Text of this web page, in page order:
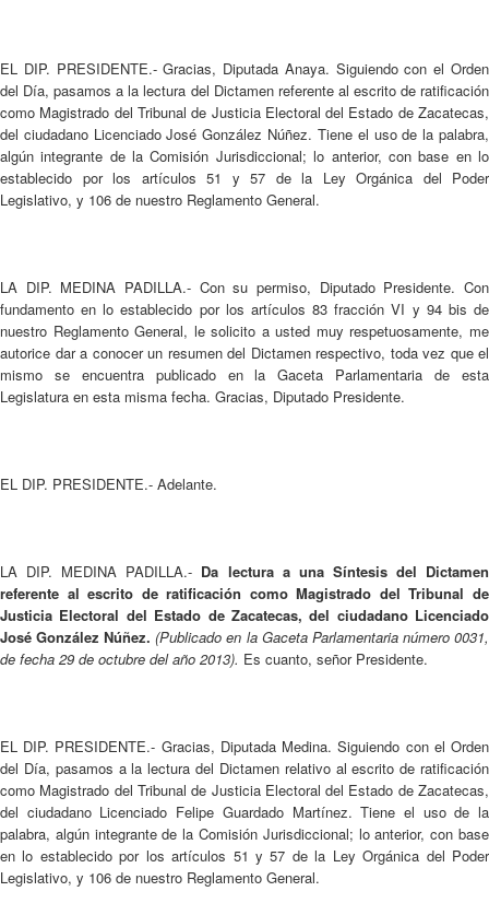
EL DIP. PRESIDENTE.- Gracias, Diputada Anaya. Siguiendo con el Orden
del Día, pasamos a la lectura del Dictamen referente al escrito de ratificación
como Magistrado del Tribunal de Justicia Electoral del Estado de Zacatecas,
del ciudadano Licenciado José González Núñez. Tiene el uso de la palabra,
algún integrante de la Comisión Jurisdiccional; lo anterior, con base en lo
establecido por los artículos 51 y 57 de la Ley Orgánica del Poder
Legislativo, y 106 de nuestro Reglamento General.
LA DIP. MEDINA PADILLA.- Con su permiso, Diputado Presidente. Con
fundamento en lo establecido por los artículos 83 fracción VI y 94 bis de
nuestro Reglamento General, le solicito a usted muy respetuosamente, me
autorice dar a conocer un resumen del Dictamen respectivo, toda vez que el
mismo se encuentra publicado en la Gaceta Parlamentaria de esta
Legislatura en esta misma fecha. Gracias, Diputado Presidente.
EL DIP. PRESIDENTE.- Adelante.
LA DIP. MEDINA PADILLA.- Da lectura a una Síntesis del Dictamen
referente al escrito de ratificación como Magistrado del Tribunal de
Justicia Electoral del Estado de Zacatecas, del ciudadano Licenciado
José González Núñez. (Publicado en la Gaceta Parlamentaria número 0031,
de fecha 29 de octubre del año 2013). Es cuanto, señor Presidente.
EL DIP. PRESIDENTE.- Gracias, Diputada Medina. Siguiendo con el Orden
del Día, pasamos a la lectura del Dictamen relativo al escrito de ratificación
como Magistrado del Tribunal de Justicia Electoral del Estado de Zacatecas,
del ciudadano Licenciado Felipe Guardado Martínez. Tiene el uso de la
palabra, algún integrante de la Comisión Jurisdiccional; lo anterior, con base
en lo establecido por los artículos 51 y 57 de la Ley Orgánica del Poder
Legislativo, y 106 de nuestro Reglamento General.